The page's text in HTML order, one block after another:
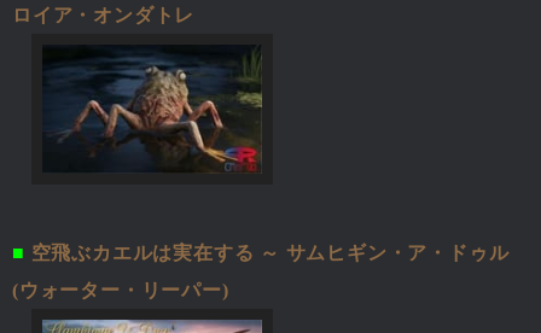
ロイア・オンダトレ
■ 空飛ぶカエルは実在する ～ サムヒギン・ア・ドゥル
(ウォーター・リーパー)